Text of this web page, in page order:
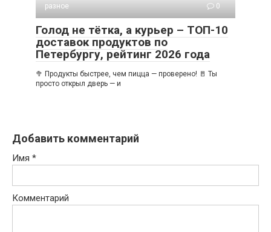
разное
0
Голод не тётка, а курьер – ТОП-10
доставок продуктов по
Петербургу, рейтинг 2026 года
🥦 Продукты быстрее, чем пицца — проверено! 🚪 Ты
просто открыл дверь — и
Добавить комментарий
Имя *
Комментарий